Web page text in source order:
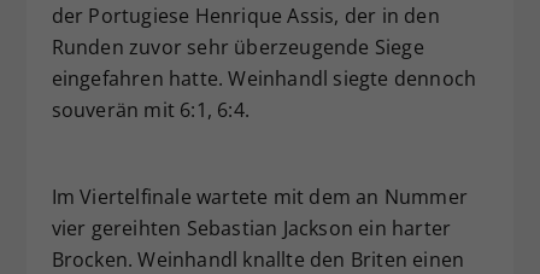
der Portugiese Henrique Assis, der in den
Runden zuvor sehr überzeugende Siege
eingefahren hatte. Weinhandl siegte dennoch
souverän mit 6:1, 6:4.
Im Viertelfinale wartete mit dem an Nummer
vier gereihten Sebastian Jackson ein harter
Brocken. Weinhandl knallte den Briten einen